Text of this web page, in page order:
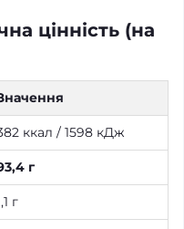
цінність (на
ккал / 1598 кДж
г
г